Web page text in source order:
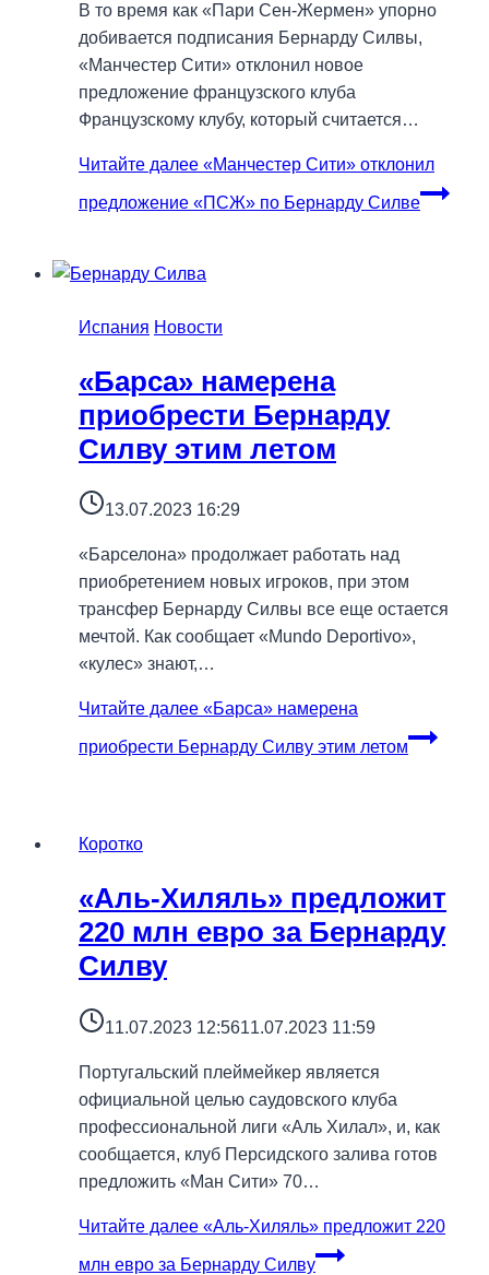
В то время как «Пари Сен-Жермен» упорно
добивается подписания Бернарду Силвы,
«Манчестер Сити» отклонил новое
предложение французского клуба
Французскому клубу, который считается…
Читайте далее «Манчестер Сити» отклонил
предложение «ПСЖ» по Бернарду Силве
Испания Новости
«Барса» намерена
приобрести Бернарду
Силву этим летом
13.07.2023 16:29
«Барселона» продолжает работать над
приобретением новых игроков, при этом
трансфер Бернарду Силвы все еще остается
мечтой. Как сообщает «Mundo Deportivo»,
«кулес» знают,…
Читайте далее «Барса» намерена
приобрести Бернарду Силву этим летом
Коротко
«Аль-Хиляль» предложит
220 млн евро за Бернарду
Силву
11.07.2023 12:5611.07.2023 11:59
Португальский плеймейкер является
официальной целью саудовского клуба
профессиональной лиги «Аль Хилал», и, как
сообщается, клуб Персидского залива готов
предложить «Ман Сити» 70…
Читайте далее «Аль-Хиляль» предложит 220
млн евро за Бернарду Силву